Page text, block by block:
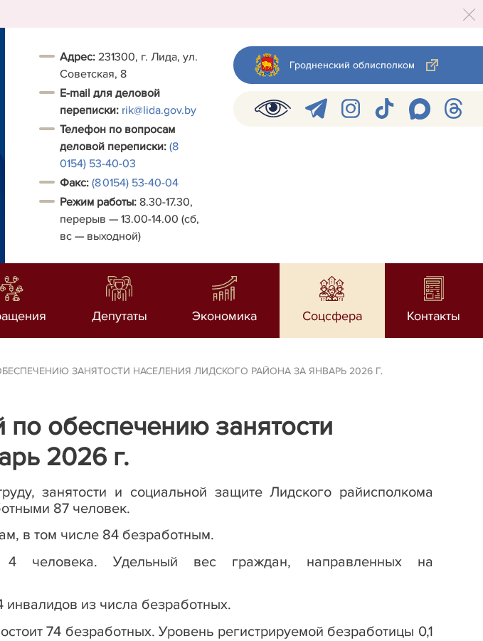
Адрес: 231300, г. Лида, ул.
Советская, 8
E-mail для деловой
переписки: rik@lida.gov.by
Телефон по вопросам
деловой переписки: (8
0154) 53-40-03
Факс: (8 0154) 53-40-04
Режим работы: 8.30-17.30,
перерыв — 13.00-14.00 (сб,
вс — выходной)
Гродненский облисполком
Депутаты Экономика Соцсфера Контакты
ЗАНЯТОСТИ НАСЕЛЕНИЯ ЛИДСКОГО РАЙОНА ЗА ЯНВАРЬ 2026 Г.
обеспечению занятости
2026 г.
занятости и социальной защите Лидского райисполкома
87 человек.
в том числе 84 безработным.
4 человека. Удельный вес граждан, направленных на
инвалидов из числа безработных.
74 безработных. Уровень регистрируемой безработицы 0,1